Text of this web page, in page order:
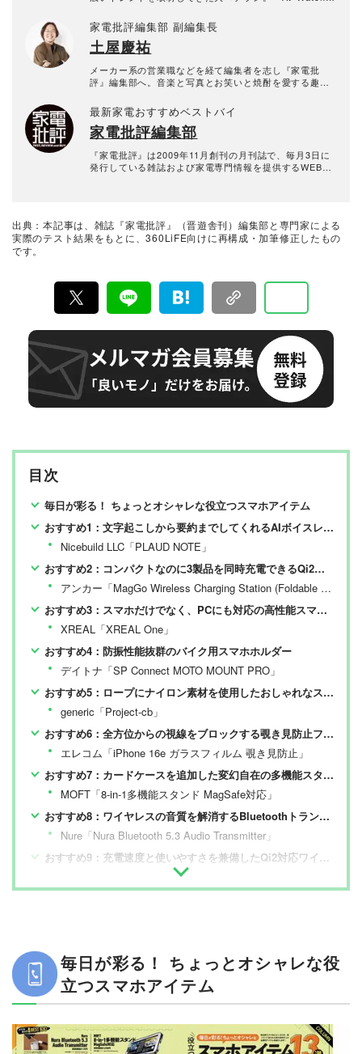
家電批評編集部 副編集長
土屋慶祐
メーカー系の営業職などを経て編集者を志し『家電批
評』編集部へ。音楽と写真とお笑いと焼酎を愛する趣味
を多数担当している。
最新家電おすすめベストバイ
家電批評編集部
『家電批評』は2009年11月創刊の月刊誌で、毎月3日に
発行している雑誌および家電専門情報を提供するWEBメ
検証機関が実機テストを行い、価格やブランドに惑わさ
れることなく製品の本質的な性能を見極め、その良し悪
出典：本記事は、雑誌『家電批評』（晋遊舎刊）編集部と専門家による
実際のテスト結果をもとに、360LiFE向けに再構成・加筆修正したもの
です。
目次
毎日が彩る！ ちょっとオシャレな役立つスマホアイテム
おすすめ1：文字起こしから要約までしてくれるAIボイスレコーダー
Nicebuild LLC「PLAUD NOTE」
おすすめ2：コンパクトなのに3製品を同時充電できるQi2対応ワイヤレス充電器
アンカー「MagGo Wireless Charging Station (Foldable 3-in-1)」
おすすめ3：スマホだけでなく、PCにも対応の高性能スマートグラス
XREAL「XREAL One」
おすすめ4：防振性能抜群のバイク用スマホホルダー
デイトナ「SP Connect MOTO MOUNT PRO」
おすすめ5：ロープにナイロン素材を使用したおしゃれなスマホストラップ
generic「Project-cb」
おすすめ6：全方位からの視線をブロックする覗き見防止フィルム
エレコム「iPhone 16e ガラスフィルム 覗き見防止」
おすすめ7：カードケースを追加した変幻自在の多機能スタンド
MOFT「8-in-1多機能スタンド MagSafe対応」
おすすめ8：ワイヤレスの音質を解消するBluetoothトランスミッター
Nure「Nura Bluetooth 5.3 Audio Transmitter」
おすすめ9：充電速度と使いやすさを兼備したQi2対応ワイヤレスモバイルバッテリー
アンカー「MagGo Power Bank(10000mAh)」
SHANLING「M1 Plus」
おすすめ12：イヤホンジャックがないスマホでも、有線イヤホンで音楽を楽しめるDAC
水月雨「破暁-DAWN PRO」
おすすめ13：コンパクトで手軽なインスタントカメラ
富士フィルム「INSTAX Pal」
毎日が彩る！ ちょっとオシャレな役
立つスマホアイテム